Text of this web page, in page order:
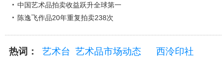
中国艺术品拍卖收益跃升全球第一
陈逸飞作品20年重复拍卖238次
热词： 艺术台 艺术品市场动态 西泠印社